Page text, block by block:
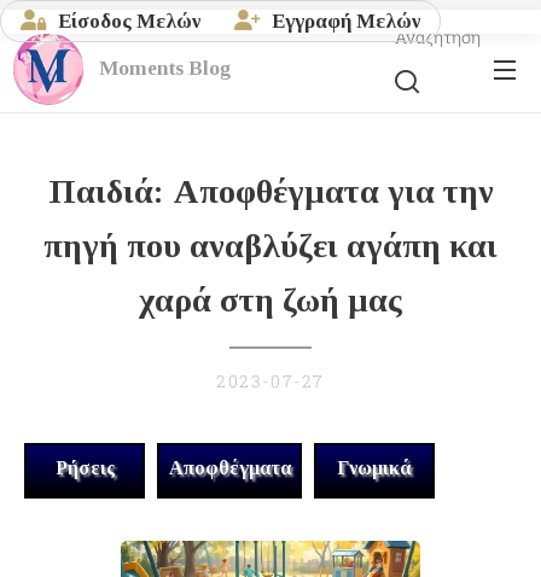
Είσοδος Μελών Εγγραφή Μελών
Moments Blog
Αναζήτηση
Παιδιά: Αποφθέγματα για την
πηγή που αναβλύζει αγάπη και
χαρά στη ζωή μας
2023-07-27
Ρήσεις Αποφθέγματα Γνωμικά